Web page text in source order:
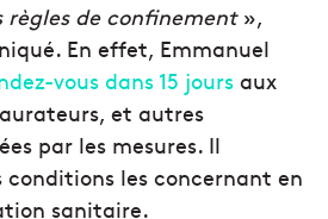
de confinement »,
En effet, Emmanuel
vous dans 15 jours aux
et autres
par les mesures. Il
conditions les concernant en
sanitaire.